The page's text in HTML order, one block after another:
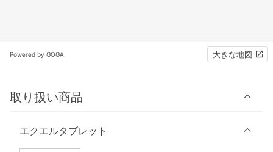
Powered by GOGA 大きな地図
取り扱い商品
エクエルタブレット